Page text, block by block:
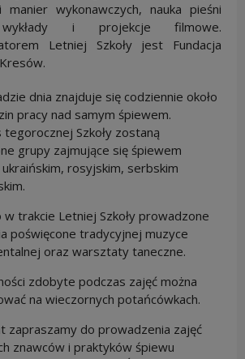
wykonawczych, nauka pieśni
i projekcje filmowe.
Letniej Szkoły jest Fundacja
dnia znajduje się codziennie około
pracy nad samym śpiewem.
tegorocznej Szkoły zostaną
grupy zajmujące się śpiewem
rosyjskim, serbskim
w trakcie Letniej Szkoły prowadzone
poświęcone tradycyjnej muzyce
oraz warsztaty taneczne.
zdobyte podczas zajęć można
na wieczornych potańcówkach.
zapraszamy do prowadzenia zajęć
znawców i praktyków śpiewu